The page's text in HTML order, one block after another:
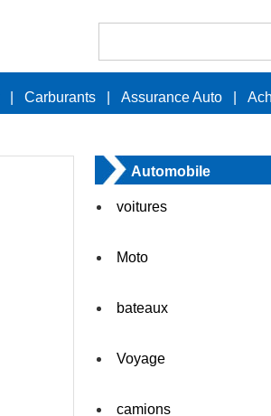
Carburants Assurance Auto
Automobile
voitures
Moto
bateaux
Voyage
camions